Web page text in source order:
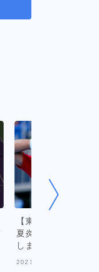
【東京五輪2020】
夏炎天下の日中か
しまう・・・ジョ
2021.07.25